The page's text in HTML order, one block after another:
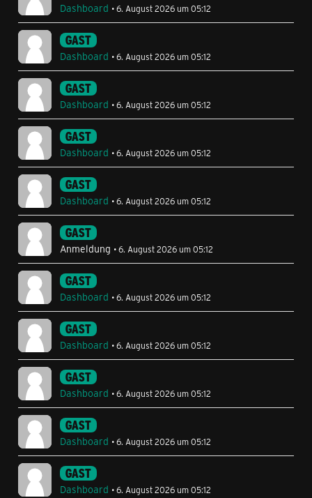
Dashboard 6. August 2026 um 05:12
GAST
Dashboard 6. August 2026 um 05:12
GAST
Dashboard 6. August 2026 um 05:12
GAST
Dashboard 6. August 2026 um 05:12
GAST
Dashboard 6. August 2026 um 05:12
GAST
Anmeldung 6. August 2026 um 05:12
GAST
Dashboard 6. August 2026 um 05:12
GAST
Dashboard 6. August 2026 um 05:12
GAST
Dashboard 6. August 2026 um 05:12
GAST
Dashboard 6. August 2026 um 05:12
GAST
Dashboard 6. August 2026 um 05:12